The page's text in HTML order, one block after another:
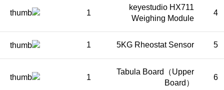
4
keyestudio HX711
Weighing Module
1
5
5KG Rheostat Sensor
1
6
Tabula Board（Upper
Board）
1